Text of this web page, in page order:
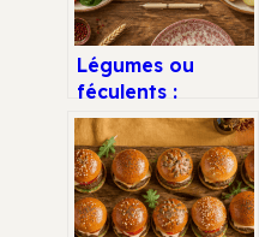
Légumes ou
féculents :
comment
distinguer les
deux familles
pour équilibrer
vos repas